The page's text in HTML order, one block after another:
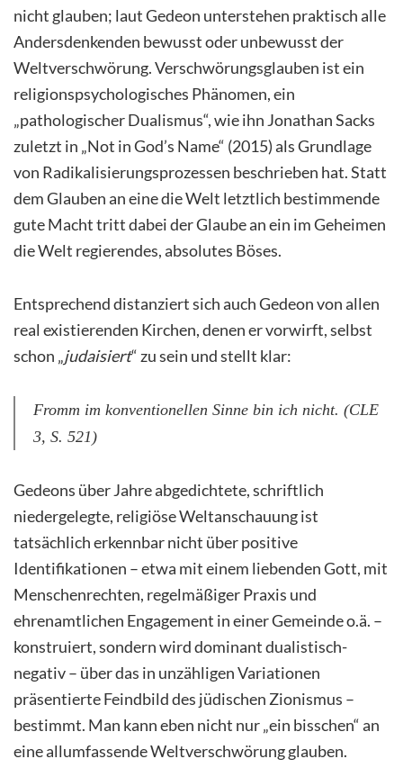
nicht glauben; laut Gedeon unterstehen praktisch alle
Andersdenkenden bewusst oder unbewusst der
Weltverschwörung. Verschwörungsglauben ist ein
religionspsychologisches Phänomen, ein
„pathologischer Dualismus“, wie ihn Jonathan Sacks
zuletzt in „Not in God’s Name“ (2015) als Grundlage
von Radikalisierungsprozessen beschrieben hat. Statt
dem Glauben an eine die Welt letztlich bestimmende
gute Macht tritt dabei der Glaube an ein im Geheimen
die Welt regierendes, absolutes Böses.
Entsprechend distanziert sich auch Gedeon von allen
real existierenden Kirchen, denen er vorwirft, selbst
schon „judaisiert“ zu sein und stellt klar:
Fromm im konventionellen Sinne bin ich nicht. (CLE
3, S. 521)
Gedeons über Jahre abgedichtete, schriftlich
niedergelegte, religiöse Weltanschauung ist
tatsächlich erkennbar nicht über positive
Identifikationen – etwa mit einem liebenden Gott, mit
Menschenrechten, regelmäßiger Praxis und
ehrenamtlichen Engagement in einer Gemeinde o.ä. –
konstruiert, sondern wird dominant dualistisch-
negativ – über das in unzähligen Variationen
präsentierte Feindbild des jüdischen Zionismus –
bestimmt. Man kann eben nicht nur „ein bisschen“ an
eine allumfassende Weltverschwörung glauben.